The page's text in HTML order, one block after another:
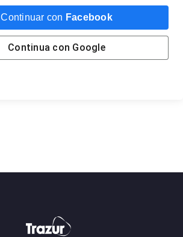
Continuar con Facebook
Continua con Google